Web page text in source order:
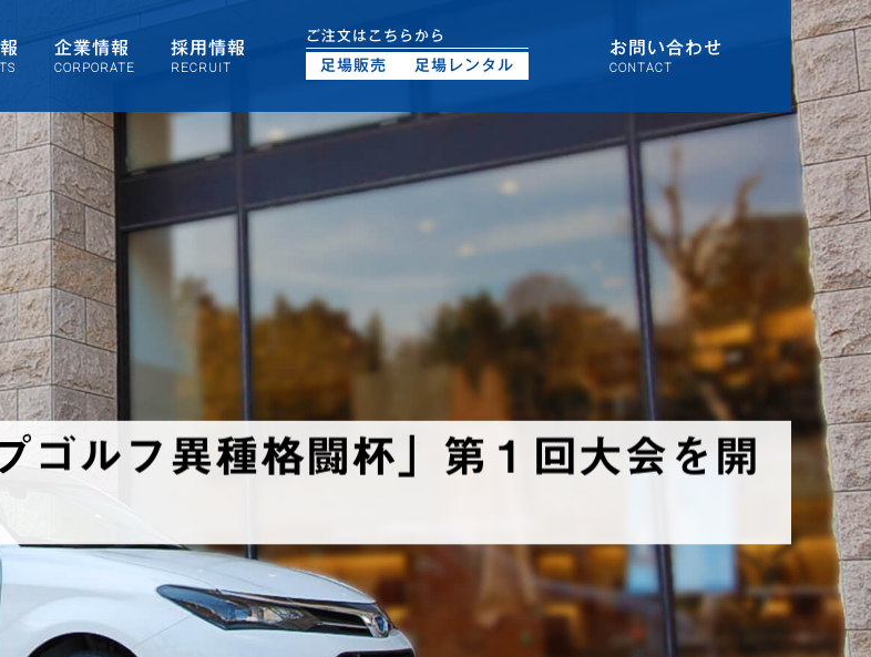
企業情報
CORPORATE
採用情報
RECRUIT
ご注文はこちらから
足場販売 足場レンタル
お問い合わせ
CONTACT
ゴルフ異種格闘杯」第１回大会を開